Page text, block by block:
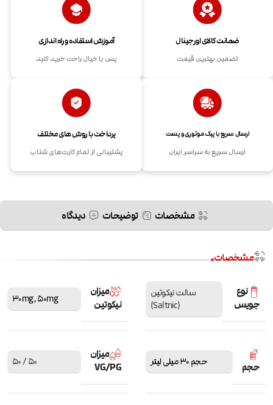
ضمانت کالای اورجینال
تضمین بهترین قیمت
آموزش استفاده و راه اندازی
پس با خیال راحت خرید کنید
ارسال سریع با پیک موتوری و پست
ارسال سریع به سراسر ایران
پرداخت با روش های مختلف
پشتیبانی از تمام کارت‌های شتاب
مشخصات توضیحات دیدگاه
مشخصات
نوع
جویس
سالت نیکوتین
(Saltnic)
میزان
نیکوتین
30mg,50mg
حجم حجم 30 میلی لیتر
میزان
VG/PG
50 / 50